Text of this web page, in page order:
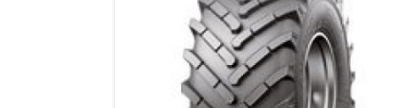
DETAIL